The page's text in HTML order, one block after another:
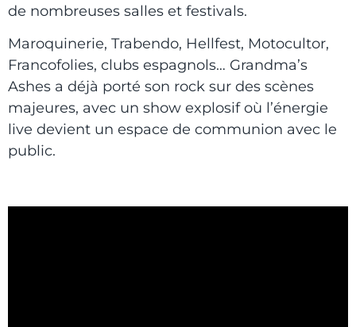
de nombreuses salles et festivals.
Maroquinerie, Trabendo, Hellfest, Motocultor,
Francofolies, clubs espagnols… Grandma’s
Ashes a déjà porté son rock sur des scènes
majeures, avec un show explosif où l’énergie
live devient un espace de communion avec le
public.